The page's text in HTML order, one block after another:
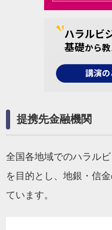
提携先金融機関
全国各地域でのハラル
を目的とし、地銀・信
ています。